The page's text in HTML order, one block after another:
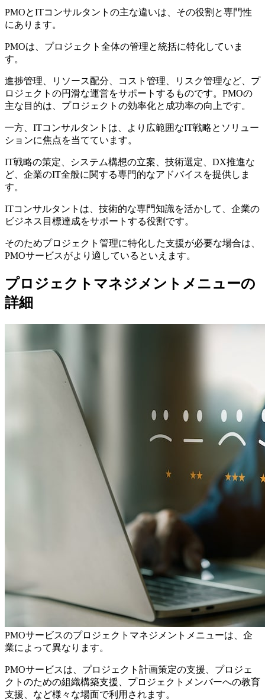
PMOとITコンサルタントの主な違いは、その役割と専門性
にあります。
PMOは、プロジェクト全体の管理と統括に特化していま
す。
進捗管理、リソース配分、コスト管理、リスク管理など、プ
ロジェクトの円滑な運営をサポートするものです。PMOの
主な目的は、プロジェクトの効率化と成功率の向上です。
一方、ITコンサルタントは、より広範囲なIT戦略とソリュー
ションに焦点を当てています。
IT戦略の策定、システム構想の立案、技術選定、DX推進な
ど、企業のIT全般に関する専門的なアドバイスを提供しま
す。
ITコンサルタントは、技術的な専門知識を活かして、企業の
ビジネス目標達成をサポートする役割です。
そのためプロジェクト管理に特化した支援が必要な場合は、
PMOサービスがより適しているといえます。
プロジェクトマネジメントメニューの
詳細
PMOサービスのプロジェクトマネジメントメニューは、企
業によって異なります。
PMOサービスは、プロジェクト計画策定の支援、プロジェ
クトのための組織構築支援、プロジェクトメンバーへの教育
支援、など様々な場面で利用されます。